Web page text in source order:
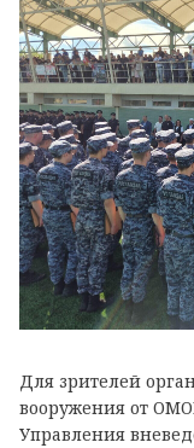
Для зрителей
вооружения от
Управления